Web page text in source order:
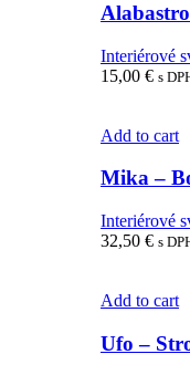
Interiérové
15,00 € s
Add to cart
Mika –
Interiérové
32,50 € s
Add to cart
Ufo –